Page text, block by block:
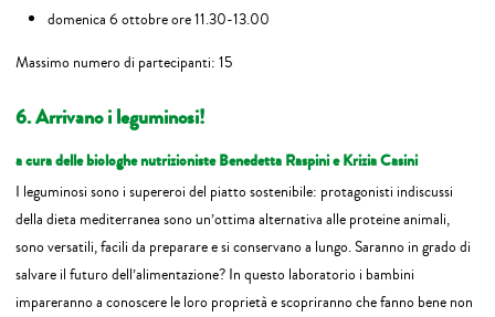
domenica 6 ottobre ore 11.30-13.00
Massimo numero di partecipanti: 15
6. Arrivano i leguminosi!
a cura delle biologhe nutrizioniste Benedetta Raspini e Krizia Casini
I leguminosi sono i supereroi del piatto sostenibile: protagonisti indiscussi
della dieta mediterranea sono un’ottima alternativa alle proteine animali,
sono versatili, facili da preparare e si conservano a lungo. Saranno in grado di
salvare il futuro dell’alimentazione? In questo laboratorio i bambini
impareranno a conoscere le loro proprietà e scopriranno che fanno bene non